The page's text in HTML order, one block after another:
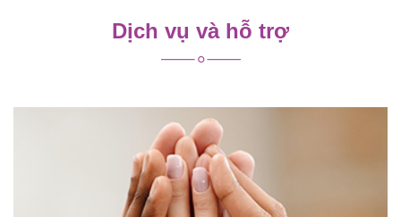
Dịch vụ và hỗ trợ